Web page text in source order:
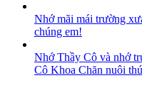
Nhớ mãi mái trường
chúng em!
Nhớ Thầy Cô và nhớ
Cô Khoa Chăn nuôi